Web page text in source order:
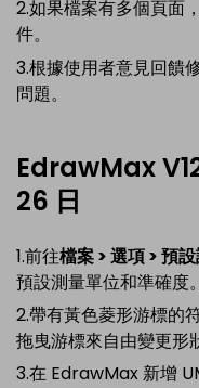
2.如果檔案有多個頁面
件。
3.根據使用者意見回饋
問題。
EdrawMax
26 日
1.前往檔案 > 選項 > 預
預設測量單位和準確度。
2.帶有黃色菱形游標的
拖曳游標來自由變更形
3.在 EdrawMax 新增